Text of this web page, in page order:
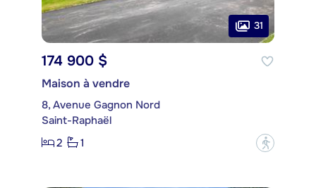
31
174 900 $
Maison à vendre
8, Avenue Gagnon Nord
Saint-Raphaël
2
1 ?